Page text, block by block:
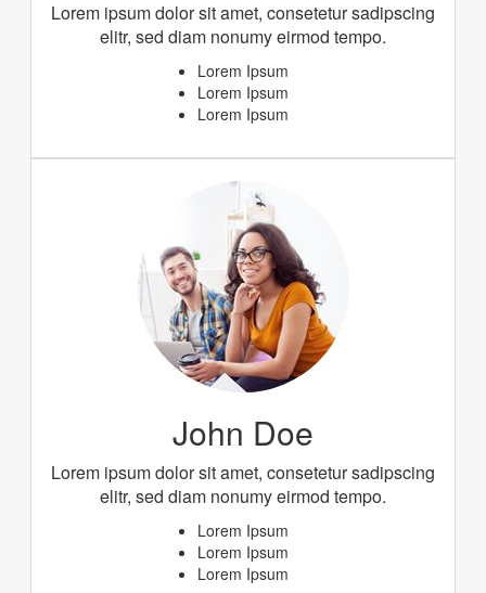
Lorem ipsum dolor sit amet, consetetur sadipscing
elitr, sed diam nonumy eirmod tempo.
Lorem Ipsum
Lorem Ipsum
Lorem Ipsum
John Doe
Lorem ipsum dolor sit amet, consetetur sadipscing
elitr, sed diam nonumy eirmod tempo.
Lorem Ipsum
Lorem Ipsum
Lorem Ipsum